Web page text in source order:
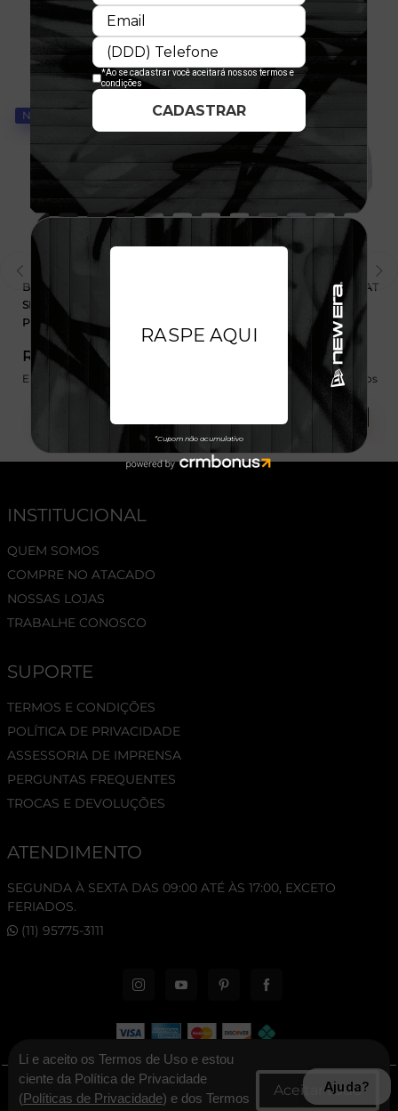
TALVEZ VOCÊ GOSTE
NOVIDADE
Boné NFL 9FORTY A-FRAME
SNAPBACK Las Vegas Raiders
Preto
R$ 299,99
Em até 6x de 50,00 sem juros
970SS SPORT 28240 NEEPAT
Em até 6x de 46,66 sem juros
Ver Mais
INSTITUCIONAL
QUEM SOMOS
COMPRE NO ATACADO
NOSSAS LOJAS
TRABALHE CONOSCO
SUPORTE
TERMOS E CONDIÇÕES
POLÍTICA DE PRIVACIDADE
ASSESSORIA DE IMPRENSA
PERGUNTAS FREQUENTES
TROCAS E DEVOLUÇÕES
ATENDIMENTO
SEGUNDA À SEXTA DAS 09:00 ATÉ ÀS 17:00, EXCETO
FERIADOS.
(11) 95775-3111
© 2026 New Era Cap. Todos os direitos reservados.
Li e aceito os Termos de Uso e estou
ciente da Política de Privacidade
(Políticas de Privacidade) e dos Termos
Ajuda?